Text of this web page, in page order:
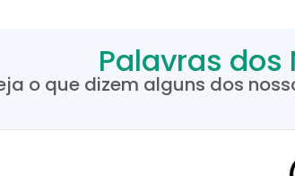
Palavras dos
o que dizem alguns dos